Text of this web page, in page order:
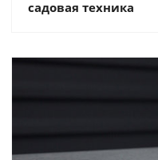
садовая техника